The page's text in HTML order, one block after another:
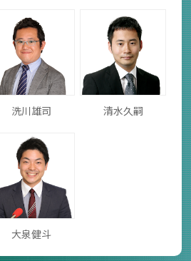
洗川雄司 清水久嗣
大泉健斗